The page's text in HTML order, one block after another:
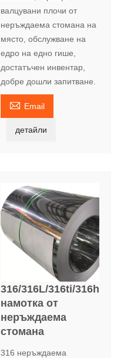
валцувани плочи от
неръждаема стомана на
място, обслужване на
едро на едно гише,
достатъчен инвентар,
добре дошли запитване.
 Email
детайли
316/316L/316ti/316h
намотка от
неръждаема
стомана
316 неръждаема